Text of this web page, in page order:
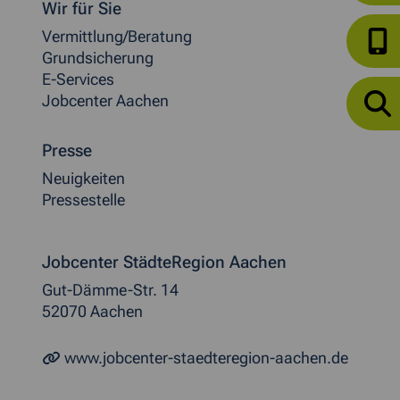
Wir für Sie
Vermittlung/Beratung
Grundsicherung
E-Services
Jobcenter Aachen
Presse
Neuigkeiten
Pressestelle
Jobcenter StädteRegion Aachen
Gut-Dämme-Str. 14
52070 Aachen
www.jobcenter-staedteregion-aachen.de